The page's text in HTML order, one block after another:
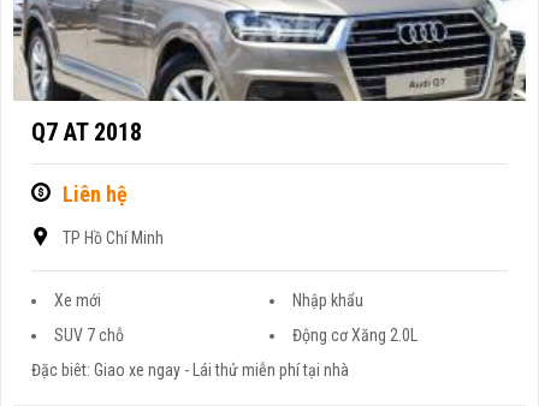
Q7 AT 2018
Liên hệ
TP Hồ Chí Minh
Xe mới
Nhập khẩu
SUV 7 chỗ
Động cơ Xăng 2.0L
Đặc biêt: Giao xe ngay - Lái thử miễn phí tại nhà